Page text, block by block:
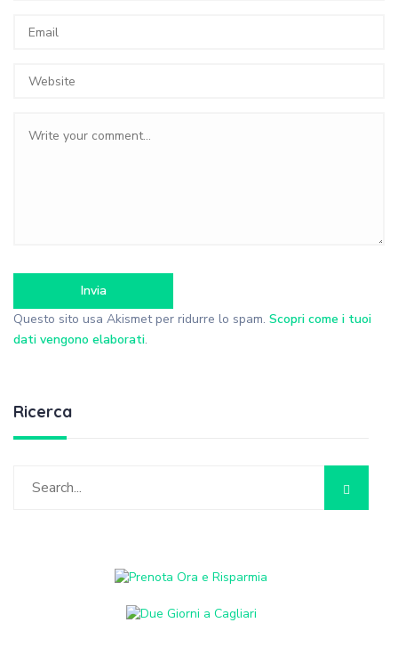
Questo sito usa Akismet per ridurre lo spam. Scopri come i tuoi
dati vengono elaborati.
Ricerca